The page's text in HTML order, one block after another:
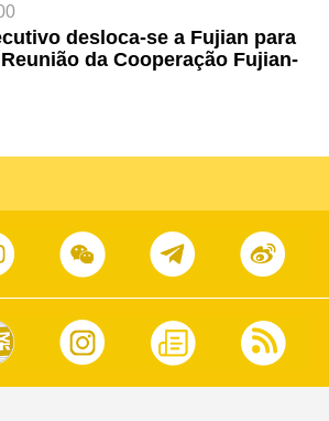
desloca-se a Fujian para
da Cooperação Fujian-